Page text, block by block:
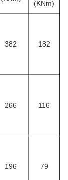
(KNm)
382 182
266 116
196 79